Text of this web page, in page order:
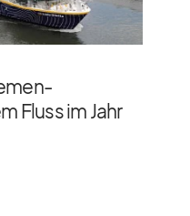
Fluss im Jahr